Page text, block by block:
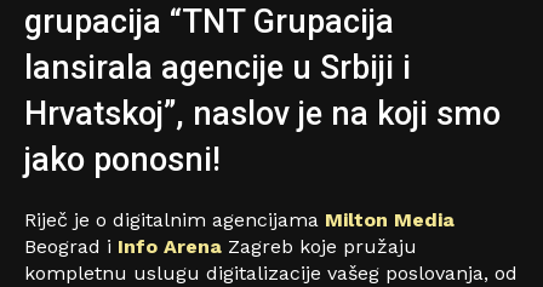
grupacija “TNT Grupacija
lansirala agencije u Srbiji i
Hrvatskoj”, naslov je na koji smo
jako ponosni!
Riječ je o digitalnim agencijama Milton Media
Beograd i Info Arena Zagreb koje pružaju
kompletnu uslugu digitalizacije vašeg poslovanja, od